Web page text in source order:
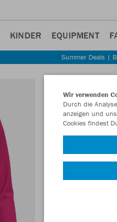
KINDER EQUIPMENT
Summer Deals |
Wir verwenden
Durch die
anzeigen und
Cookies findest